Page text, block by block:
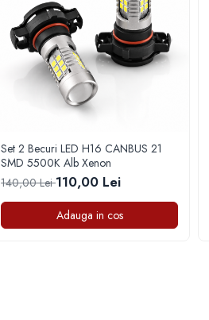
Set 2 Becuri LED H16 CANBUS 21
SMD 5500K Alb Xenon
140,00 Lei110,00 Lei
Adauga in cos